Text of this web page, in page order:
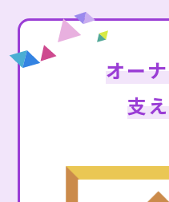
オー
支